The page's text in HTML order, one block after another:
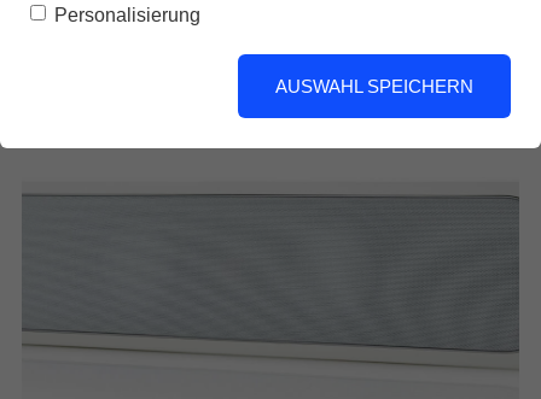
Personalisierung
AUSWAHL SPEICHERN